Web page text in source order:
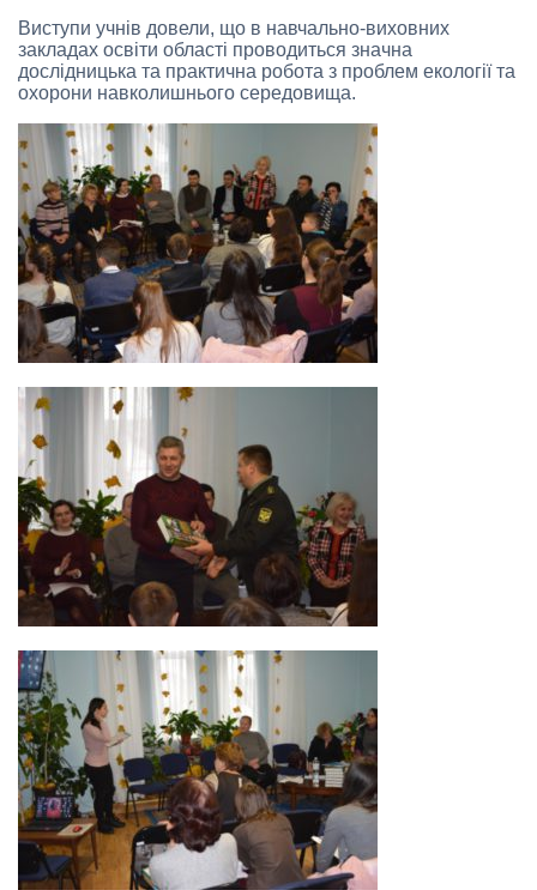
Виступи учнів довели, що в навчально-виховних
закладах освіти області проводиться значна
дослідницька та практична робота з проблем екології та
охорони навколишнього середовища.